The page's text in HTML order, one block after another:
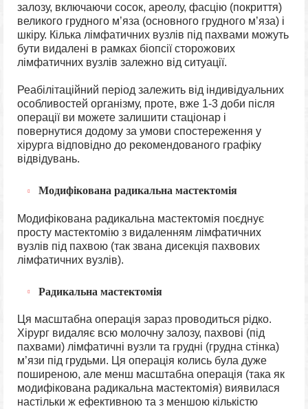
залозу, включаючи сосок, ареолу, фасцію (покриття)
великого грудного м’яза (основного грудного м’яза) і
шкіру. Кілька лімфатичних вузлів під пахвами можуть
бути видалені в рамках біопсії сторожових
лімфатичних вузлів залежно від ситуації.
Реабілітаційний період залежить від індивідуальних
особливостей організму, проте, вже 1-3 доби після
операції ви можете залишити стаціонар і
повернутися додому за умови спостереження у
хірурга відповідно до рекомендованого графіку
відвідувань.
Модифікована радикальна мастектомія
Модифікована радикальна мастектомія поєднує
просту мастектомію з видаленням лімфатичних
вузлів під пахвою (так звана дисекція пахвових
лімфатичних вузлів).
Радикальна мастектомія
Ця масштабна операція зараз проводиться рідко.
Хірург видаляє всю молочну залозу, пахвові (під
пахвами) лімфатичні вузли та грудні (грудна стінка)
м’язи під грудьми. Ця операція колись була дуже
поширеною, але менш масштабна операція (така як
модифікована радикальна мастектомія) виявилася
настільки ж ефективною та з меншою кількістю